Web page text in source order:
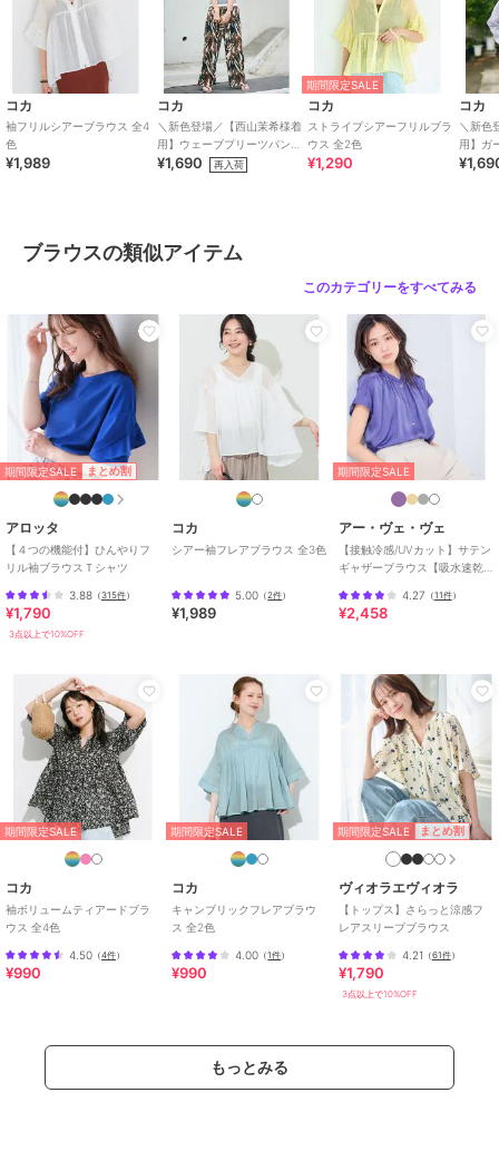
モデル：150cm/158cm/160cm/165cm/167cm/173cm
期間限定セール開催中
コカ
性別タイプ
レディース
ー、レッド、ダークベージュ、ブ
ラウン、ブラック
サイズ
素材
再生繊維(セルロース)65％ナイロ
ン35％
商品のお取り扱い方法
お手入れ
特徴
トップス
ナイロン / 綿・コットン素材/
分袖/フレアスリーブ
ドルマ
ンスリーブ
LL･13号以上あり/
その他衿型
クル
ー・Uネック
ブラウス
ナイロン
綿・コットン素材
/ フリル 半袖 /
５分・７
/ フレアスリーブ
ドルマ
ンスリーブ/ LL･13号以上あり/
S･7号以下あり
/その他衿型
ー・Uネック
コカ
袖フリルシアーブラウス 全4
色
¥1,989
コカ
＼新色登場／【西山茉希様着
用】ウェーブプリーツパンツ
全12色 / セルフカット可能
¥1,690 再入荷
期間限定SALE
コカ
ストライプシアーフリルブラ
ウス 全2色
¥1,290
コカ
＼新色
用】ガ
房対策
ブラウスの類似アイテム
このカテゴリーをすべてみる
期間限定SALE まとめ割
アロッタ
【４つの機能付】ひんやりフ
リル袖ブラウスＴシャツ
3.88 （315件）
¥1,790
3点以上で10%OFF
コカ
シアー袖フレアブラウス 全3色
5.00 （2件）
¥1,989
期間限定SALE
アー・ヴェ・ヴェ
【接触冷感/UVカット】サテン
ギャザーブラウス【吸水速乾/
4.27 （11件）
¥2,458
期間限定SALE
コカ
袖ボリュームティアードブラ
ウス 全4色
4.50 （4件）
¥990
期間限定SALE
コカ
キャンブリックフレアブラウ
ス 全2色
4.00 （1件）
¥990
期間限定SALE まとめ割
ヴィオラエヴィオラ
【トップス】さらっと涼感フ
レアスリーブブラウス
4.21 （61件）
¥1,790
3点以上で10%OFF
もっとみる